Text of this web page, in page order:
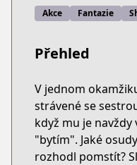
Akce Fantazie
Přehled
V jednom
strávené se
když mu je
"bytím". Jaké
rozhodl pomstít?